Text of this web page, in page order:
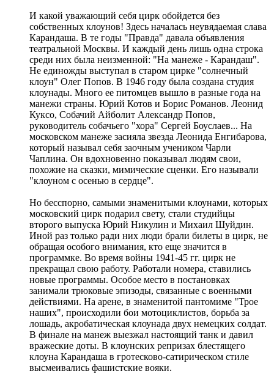
И какой уважающий себя цирк обойдется без
собственных клоунов! Здесь началась неувядаемая слава
Карандаша. В те годы "Правда" давала объявления
театральной Москвы. И каждый день лишь одна строка
среди них была неизменной: "На манеже - Карандаш".
Не единожды выступал в старом цирке "солнечный
клоун" Олег Попов. В 1946 году была создана студия
клоунады. Много ее питомцев вышло в разные года на
манежи страны. Юрий Котов и Борис Романов. Леонид
Куксо, Собачий Айболит Александр Попов,
руководитель собачьего "хора" Сергей Боуслаев... На
московском манеже засияла звезда Леонида Енгибарова,
который называл себя заочным учеником Чарли
Чаплина. Он вдохновенно показывал людям свои,
похожие на сказки, мимические сценки. Его называли
"клоуном с осенью в сердце".
Но бесспорно, самыми знаменитыми клоунами, которых
московский цирк подарил свету, стали студийцы
второго выпуска Юрий Никулин и Михаил Шуйдин.
Иной раз только ради них люди брали билеты в цирк, не
обращая особого внимания, кто еще значится в
программке. Во время войны 1941-45 гг. цирк не
прекращал свою работу. Работали номера, ставились
новые программы. Особое место в постановках
занимали трюковые эпизоды, связанные с военными
действиями. На арене, в знаменитой пантомиме "Трое
наших", происходили бои мотоциклистов, борьба за
лошадь, акробатическая клоунада двух немецких солдат.
В финале на манеж выезжал настоящий танк и давил
вражеские доты. В клоунских репризах блестящего
клоуна Карандаша в гротесково-сатирическом стиле
высмеивались фашистские вояки.